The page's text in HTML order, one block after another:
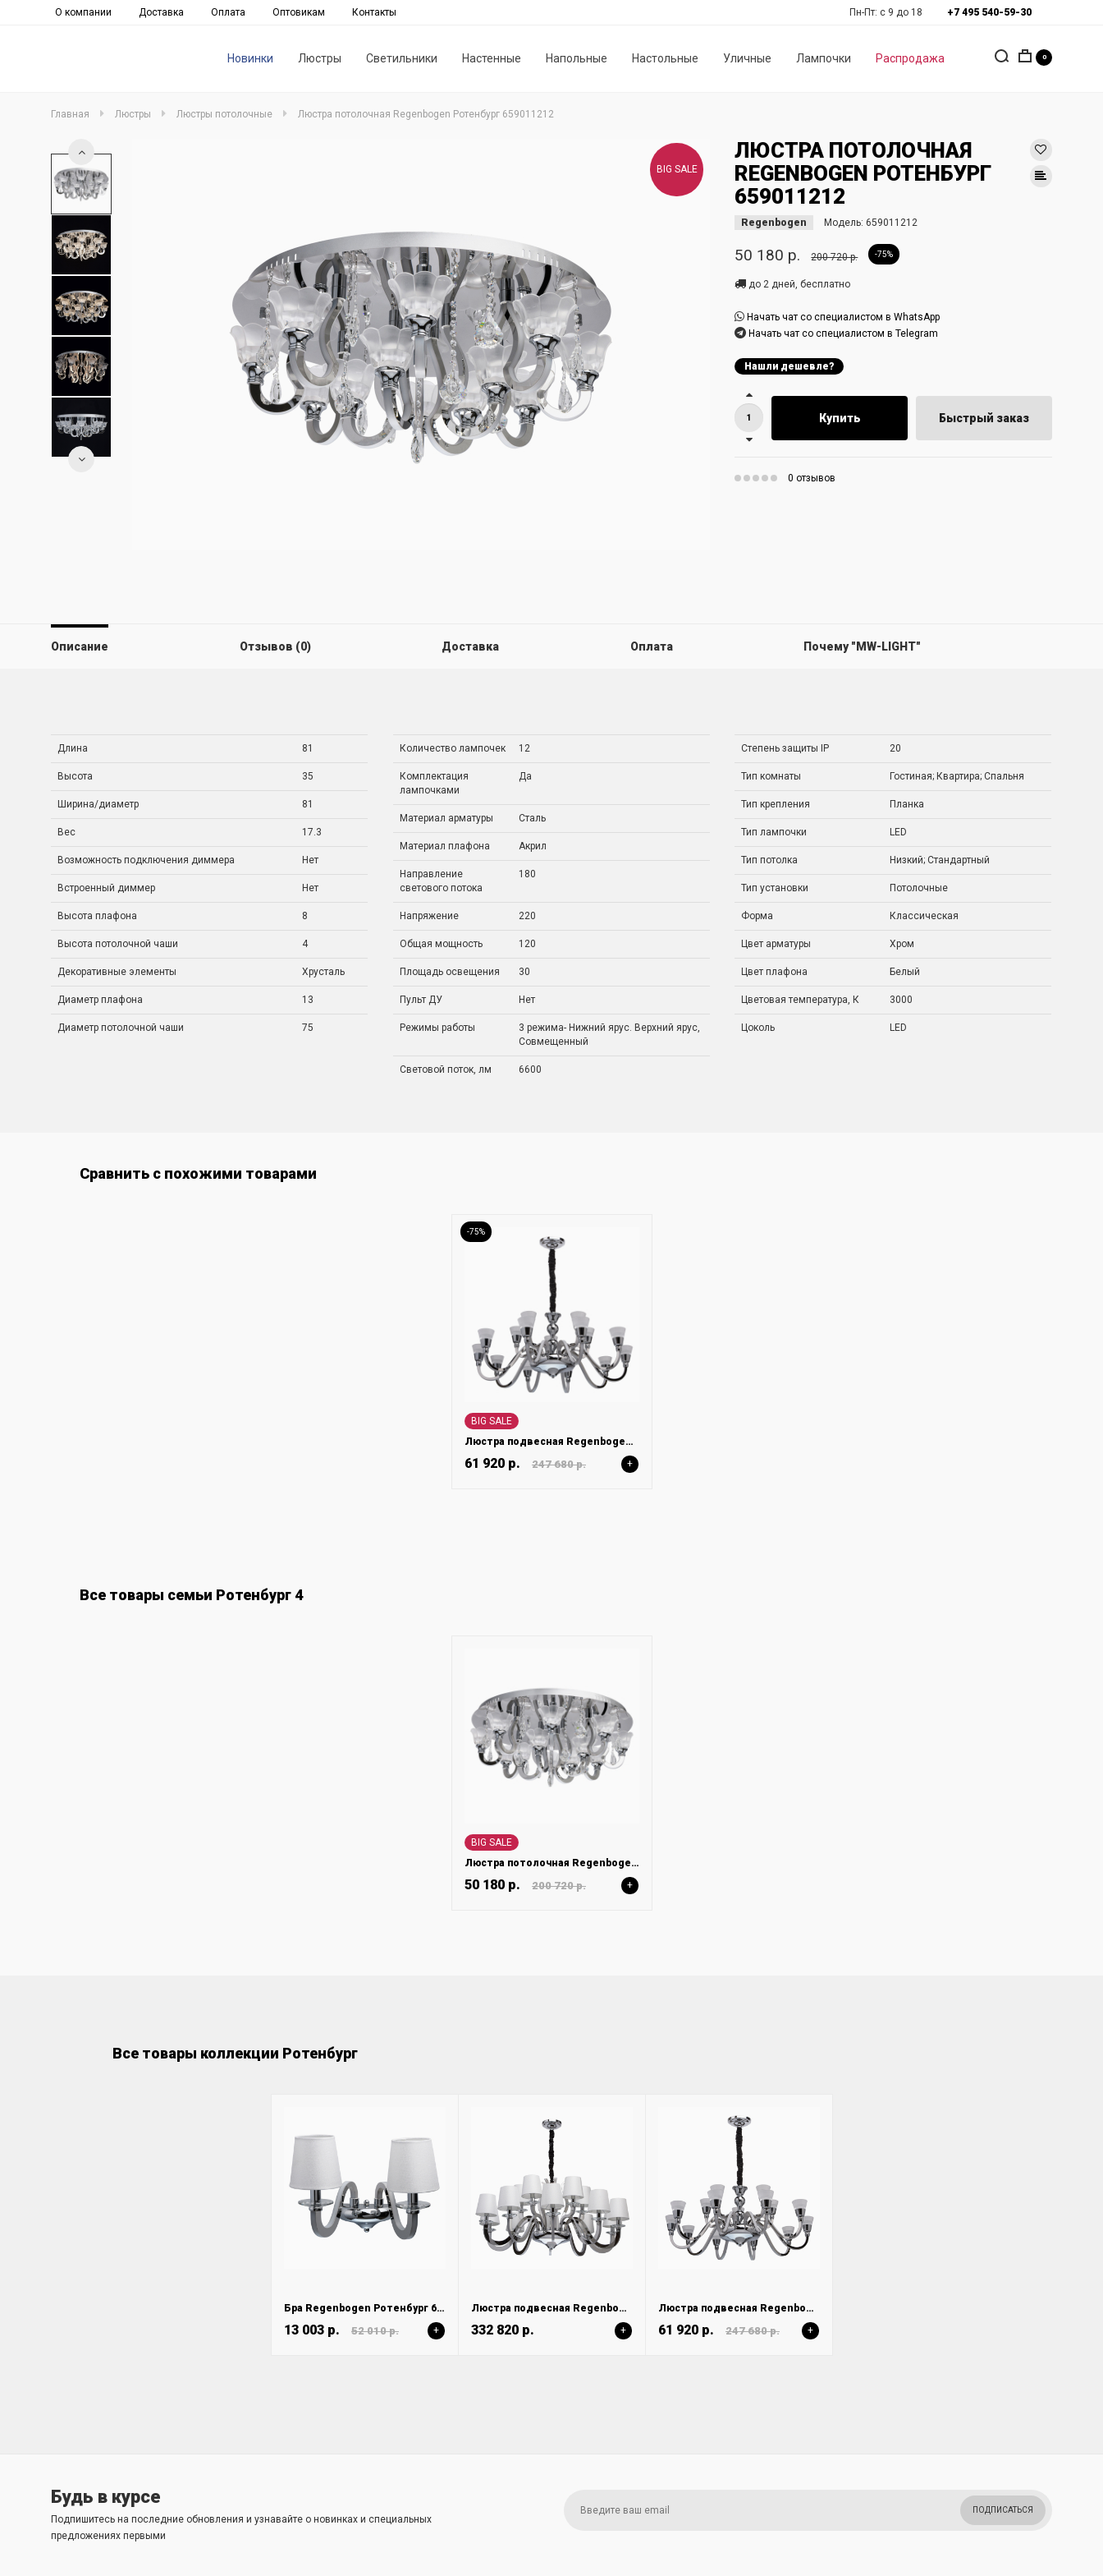
Новинки Люстры Светильники Настенные Напольные Настольные Уличные Лампочки Распродажа
О компании Доставка Оплата Оптовикам Контакты +7 495 540-59-30
Пн-Пт: с 9 до 18
0
Главная Люстры Люстры потолочные Люстра потолочная Regenbogen Ротенбург 659011212
BIG SALE
ЛЮСТРА ПОТОЛОЧНАЯ
REGENBOGEN РОТЕНБУРГ
659011212
Regenbogen Модель: 659011212
50 180 р. 200 720 р. -75%
до 2 дней, бесплатно
Начать чат со специалистом в WhatsApp
Начать чат со специалистом в Telegram
Нашли дешевле?
Купить Быстрый заказ
0 отзывов
Описание Отзывов (0) Доставка Оплата Почему "MW-LIGHT"
Длина 81
Высота 35
Ширина/диаметр 81
Вес 17.3
Возможность подключения диммера Нет
Встроенный диммер Нет
Высота плафона 8
Высота потолочной чаши 4
Декоративные элементы Хрусталь
Диаметр плафона 13
Диаметр потолочной чаши 75
Количество лампочек 12
Комплектация
лампочками
Да
Материал арматуры Сталь
Материал плафона Акрил
Направление
светового потока
180
Напряжение 220
Общая мощность 120
Площадь освещения 30
Пульт ДУ Нет
Режимы работы
3 режима- Нижний ярус. Верхний ярус,
Совмещенный
Световой поток, лм 6600
Степень защиты IP 20
Тип комнаты Гостиная; Квартира; Спальня
Тип крепления Планка
Тип лампочки LED
Тип потолка Низкий; Стандартный
Тип установки Потолочные
Форма Классическая
Цвет арматуры Хром
Цвет плафона Белый
Цветовая температура, К 3000
Цоколь LED
Сравнить с похожими товарами
-75%
BIG SALE
Люстра подвесная Regenbogen Ротенбург 659010615
61 920 р. 247 680 р. +
Все товары семьи Ротенбург 4
BIG SALE
Люстра потолочная Regenbogen Ротенбург 659011212
50 180 р. 200 720 р. +
Все товары коллекции Ротенбург
Бра Regenbogen Ротенбург 659021402
13 003 р. 52 010 р. +
Люстра подвесная Regenbogen Ротенбург 659011015
332 820 р. +
Люстра подвесная Regenbogen Ротенбург 659010615
61 920 р. 247 680 р. +
Будь в курсе
Подпишитесь на последние обновления и узнавайте о новинках и специальных
предложениях первыми
ПОДПИСАТЬСЯ